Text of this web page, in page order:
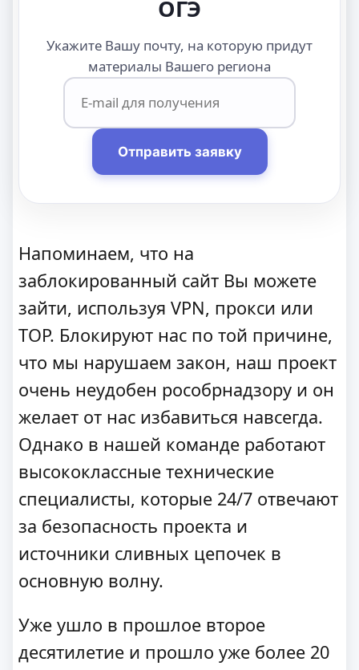
ОГЭ
Укажите Вашу почту, на которую придут
материалы Вашего региона
Отправить заявку
Напоминаем, что на
заблокированный сайт Вы можете
зайти, используя VPN, прокси или
ТОР. Блокируют нас по той причине,
что мы нарушаем закон, наш проект
очень неудобен рособрнадзору и он
желает от нас избавиться навсегда.
Однако в нашей команде работают
высококлассные технические
специалисты, которые 24/7 отвечают
за безопасность проекта и
источники сливных цепочек в
основную волну.
Уже ушло в прошлое второе
десятилетие и прошло уже более 20